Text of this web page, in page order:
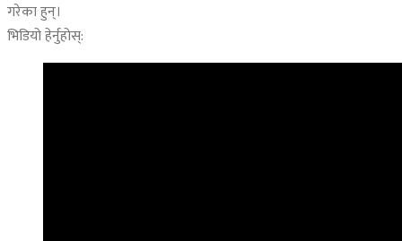
गरेका हुन्।
भिडियो हेर्नुहोस्: